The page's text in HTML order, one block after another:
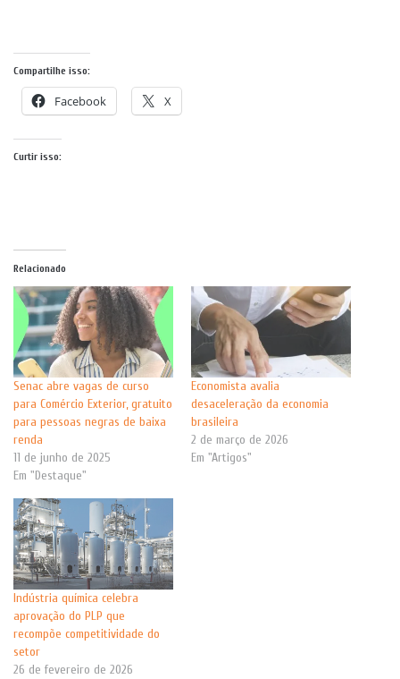
Compartilhe isso:
Facebook X
Curtir isso:
Relacionado
Senac abre vagas de curso
para Comércio Exterior, gratuito
para pessoas negras de baixa
renda
11 de junho de 2025
Em "Destaque"
Economista avalia
desaceleração da economia
brasileira
2 de março de 2026
Em "Artigos"
Indústria química celebra
aprovação do PLP que
recompõe competitividade do
setor
26 de fevereiro de 2026